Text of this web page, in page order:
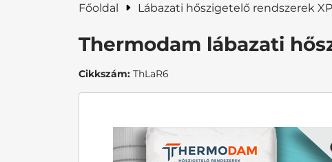
Főoldal Lábazati hőszigetelő rendszerek
Thermodam lábazati
Cikkszám: ThLaR6